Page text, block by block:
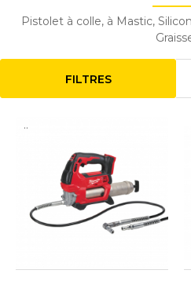
Pistolet à colle, à Mastic,
FILTRES
..